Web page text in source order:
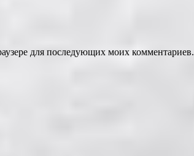
для последующих моих комментариев.